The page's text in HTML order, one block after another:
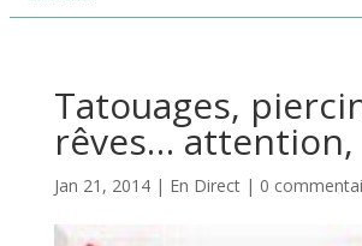
Tatouages,
rêves… attention,
Jan 21, 2014| En Direct| 0